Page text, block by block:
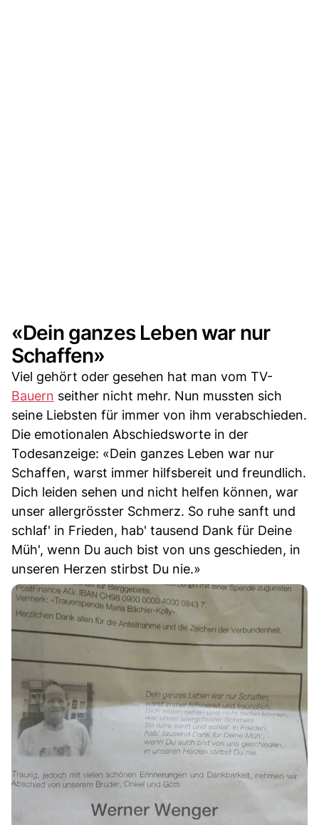
«Dein ganzes Leben war nur
Schaffen»
Viel gehört oder gesehen hat man vom TV-
Bauern seither nicht mehr. Nun mussten sich
seine Liebsten für immer von ihm verabschieden.
Die emotionalen Abschiedsworte in der
Todesanzeige: «Dein ganzes Leben war nur
Schaffen, warst immer hilfsbereit und freundlich.
Dich leiden sehen und nicht helfen können, war
unser allergrösster Schmerz. So ruhe sanft und
schlaf' in Frieden, hab' tausend Dank für Deine
Müh', wenn Du auch bist von uns geschieden, in
unseren Herzen stirbst Du nie.»